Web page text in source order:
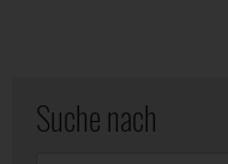
Suche nach